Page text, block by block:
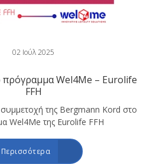
02 Ιούλ 2025
Wel4Me – Eurolife
FFH
της Bergmann Kord στο
Wel4Me της Eurolife FFH
Περισσότερα